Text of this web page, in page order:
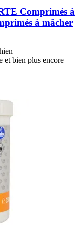
Comprimés à
à mâcher
et bien plus encore